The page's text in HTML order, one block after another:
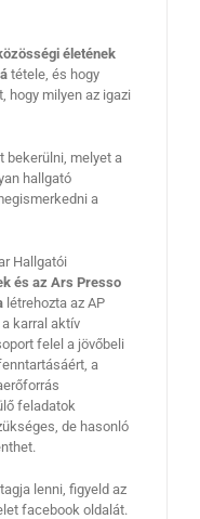
életének
tétele, és hogy
hogy milyen az igazi
bekerülni, melyet a
hallgató
a
Hallgatói
és az Ars Presso
létrehozta az AP
karral aktív
felel a jövőbeli
a
feladatok
de hasonló
lenni, figyeld az
facebook oldalát.